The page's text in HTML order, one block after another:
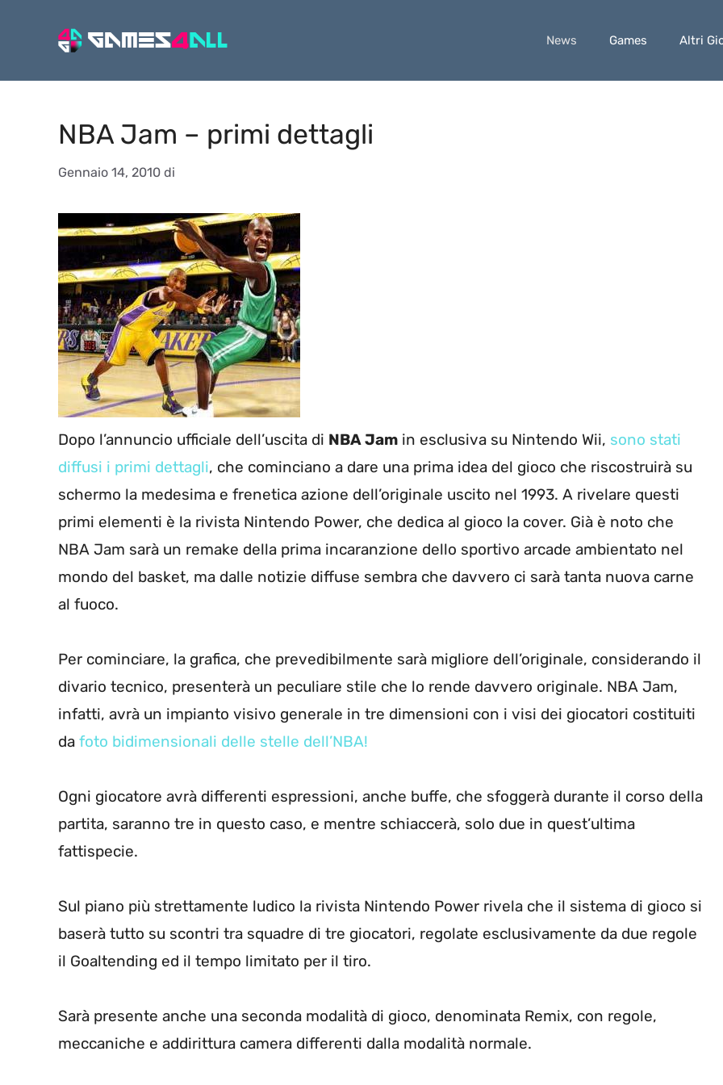
News Games Altri
NBA Jam – primi dettagli
Gennaio 14, 2010 di
Dopo l’annuncio ufficiale dell’uscita di NBA Jam in esclusiva su Nintendo Wii, sono stati
diffusi i primi dettagli, che cominciano a dare una prima idea del gioco che riscostruirà su
schermo la medesima e frenetica azione dell’originale uscito nel 1993. A rivelare questi
primi elementi è la rivista Nintendo Power, che dedica al gioco la cover. Già è noto che
NBA Jam sarà un remake della prima incaranzione dello sportivo arcade ambientato nel
mondo del basket, ma dalle notizie diffuse sembra che davvero ci sarà tanta nuova carne
al fuoco.
Per cominciare, la grafica, che prevedibilmente sarà migliore dell’originale, considerando il
divario tecnico, presenterà un peculiare stile che lo rende davvero originale. NBA Jam,
infatti, avrà un impianto visivo generale in tre dimensioni con i visi dei giocatori costituiti
da foto bidimensionali delle stelle dell’NBA!
Ogni giocatore avrà differenti espressioni, anche buffe, che sfoggerà durante il corso della
partita, saranno tre in questo caso, e mentre schiaccerà, solo due in quest’ultima
fattispecie.
Sul piano più strettamente ludico la rivista Nintendo Power rivela che il sistema di gioco si
baserà tutto su scontri tra squadre di tre giocatori, regolate esclusivamente da due regole
il Goaltending ed il tempo limitato per il tiro.
Sarà presente anche una seconda modalità di gioco, denominata Remix, con regole,
meccaniche e addirittura camera differenti dalla modalità normale.